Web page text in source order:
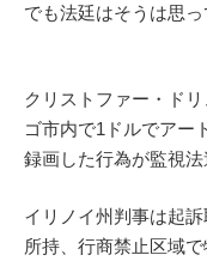
でも法廷はそうは思っ
クリストファー・ド
ゴ市内で1ドルでアー
録画した行為が監視法
イリノイ州判事は起
所持、行商禁止区域